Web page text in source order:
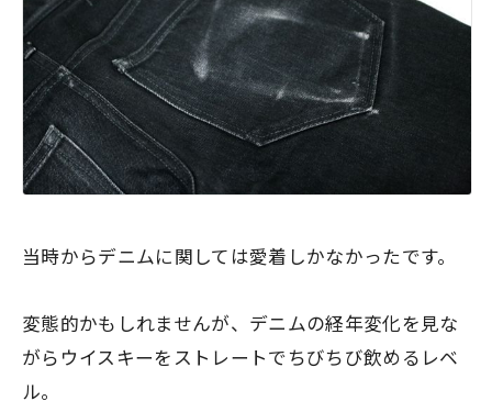
当時からデニムに関しては愛着しかなかったです。
変態的かもしれませんが、デニムの経年変化を見な
がらウイスキーをストレートでちびちび飲めるレベ
ル。